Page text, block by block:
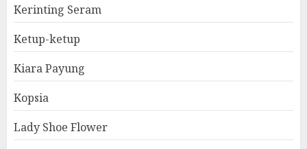
Kerinting Seram
Ketup-ketup
Kiara Payung
Kopsia
Lady Shoe Flower